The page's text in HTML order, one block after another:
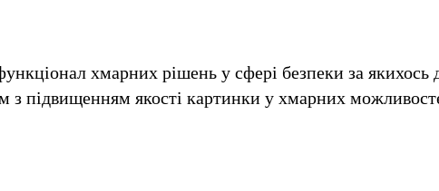
хмарних рішень у сфері безпеки за якихось
з підвищенням якості картинки у хмарних